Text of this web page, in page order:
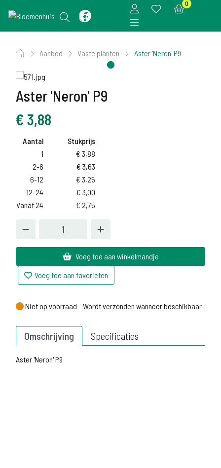
0
Aanbod Vaste planten Aster 'Neron' P9
Aster 'Neron' P9
€ 3,88
Aantal
Stukprijs
1
€ 3,88
2-6
€ 3,63
6-12
€ 3,25
12-24
€ 3,00
Vanaf 24
€ 2,75
Voeg toe aan winkelmandje
Voeg toe aan favorieten
Niet op voorraad - Wordt verzonden wanneer beschikbaar
Niet op voorraad - Wordt verzonden wanneer beschikbaar
Omschrijving Specificaties
Aster 'Neron' P9